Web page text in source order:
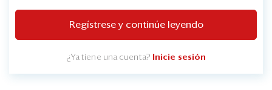
Regístrese y continúe leyendo
¿Ya tiene una cuenta? Inicie sesión